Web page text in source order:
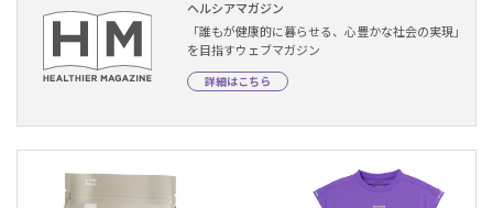
ヘルシアマガジン
「誰もが健康的に暮らせる、心豊かな社会の実現」
を目指すウェブマガジン
詳細はこちら